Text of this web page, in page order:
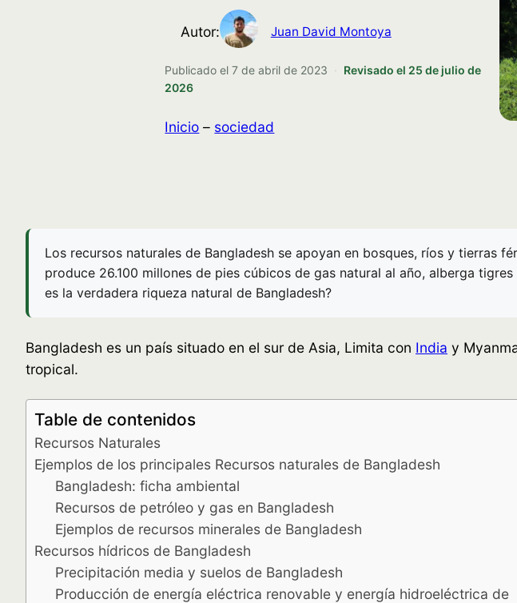
Autor: Juan David Montoya
Publicado el7 de abril de 2023 · Revisado el 25 de julio de
2026
Inicio – sociedad
Los recursos naturales de Bangladesh se apoyan en bosques, ríos y tierras
produce 26.100 millones de pies cúbicos de gas natural al año, alberga
es la verdadera riqueza natural de Bangladesh?
Bangladesh es un país situado en el sur de Asia, Limita con India y
tropical.
Table de contenidos
Recursos Naturales
Ejemplos de los principales Recursos naturales de Bangladesh
Bangladesh: ficha ambiental
Recursos de petróleo y gas en Bangladesh
Ejemplos de recursos minerales de Bangladesh
Recursos hídricos de Bangladesh
Precipitación media y suelos de Bangladesh
Producción de energía eléctrica renovable y energía hidroeléctrica de